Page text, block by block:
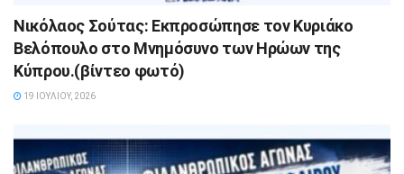
Νικόλαος Σούτας: Εκπροσώπησε τον Κυριάκο
Βελόπουλο στο Μνημόσυνο των Ηρώων της
Κύπρου.(βίντεο φωτό)
19 ΙΟΥΛΊΟΥ, 2026